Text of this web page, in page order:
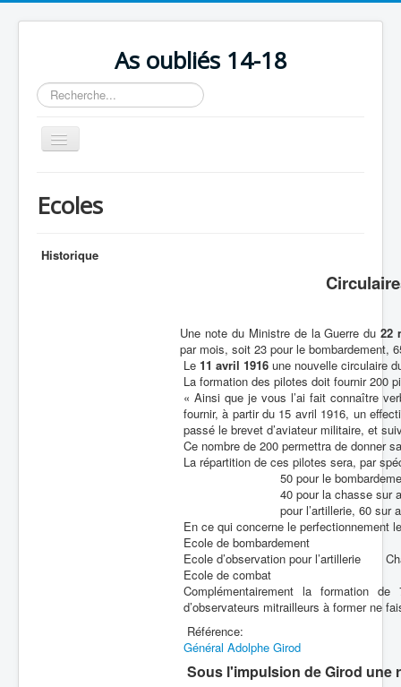
As oubliés 14-18
Rechercher
Basculer
la
Chronologie
Ecoles
Historique
Une note du Ministre de la Guerre du22
par mois, soit 23 pour le bombardement,
Le 11 avril 1916une nouvelle circulaire
La formation des pilotes doit fournir 200
« Ainsi que je vous l’ai fait connaître
fournir, à partir du 15 avril 1916, un
passé le brevet d’aviateur militaire, et
Ce nombre de 200 permettra de donner
La répartition de ces pilotes sera, par
50 pour le bombardement
40 pour la chasse sur
pour l’artillerie, 60 sur avions
En ce qui concerne le perfectionnement
Ecole de
Ecole d’observation pour l’artillerie
Ecole de combat
Complémentairement la formation
d’observateurs mitrailleurs à former ne
Référence:
Général Adolphe Girod
Sous l'impulsion de Girod une